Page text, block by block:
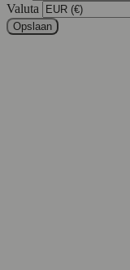
Valuta
Opslaan